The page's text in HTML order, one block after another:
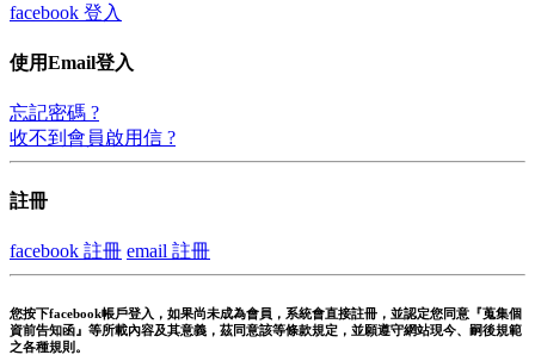
facebook 登入
使用Email登入
忘記密碼 ?
收不到會員啟用信 ?
註冊
facebook 註冊 email 註冊
您按下facebook帳戶登入，如果尚未成為會員，系統會直接註冊，並認定您同意『蒐集個
資前告知函』等所載內容及其意義，茲同意該等條款規定，並願遵守網站現今、嗣後規範
之各種規則。